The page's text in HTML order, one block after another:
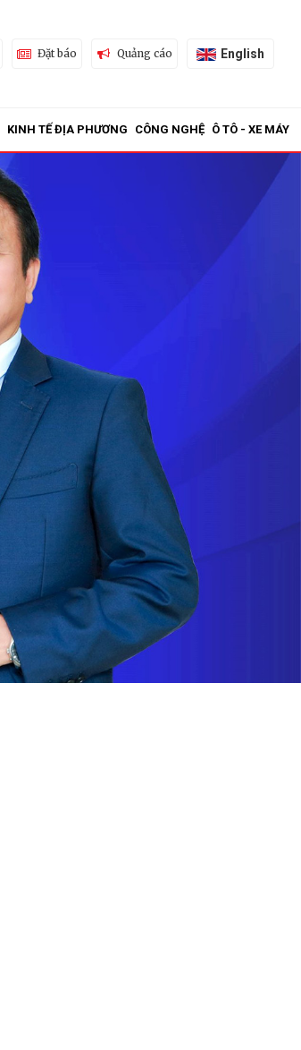
Đặt báo Quảng cáo English
KINH TẾ ĐỊA PHƯƠNG CÔNG NGHỆ Ô TÔ - XE MÁY